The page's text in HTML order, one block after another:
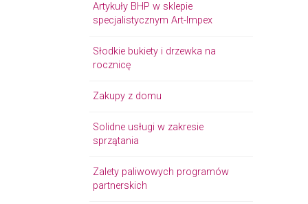
Artykuły BHP w sklepie
specjalistycznym Art-Impex
Słodkie bukiety i drzewka na
rocznicę
Zakupy z domu
Solidne usługi w zakresie
sprzątania
Zalety paliwowych programów
partnerskich